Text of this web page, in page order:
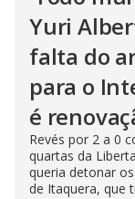
Yuri
falta do
para o
é
Revés por 2 a 0
quartas da
queria detonar
de Itaquera, que